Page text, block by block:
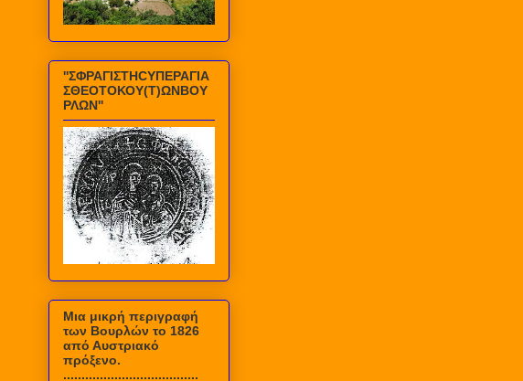
''ΣΦΡΑΓΙΣΤΗCΥΠΕΡΑΓΙΑ
ΣΘΕΟΤΟΚΟΥ(Τ)ΩΝΒΟΥ
ΡΛΩΝ''
Mια μικρή περιγραφή
των Βουρλών το 1826
από Αυστριακό
πρόξενο.
.....................................